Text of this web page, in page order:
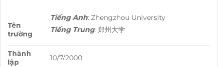
Tên
trường
Tiếng Anh: Zhengzhou University
Tiếng Trung: 郑州大学
Thành
lập
10/7/2000